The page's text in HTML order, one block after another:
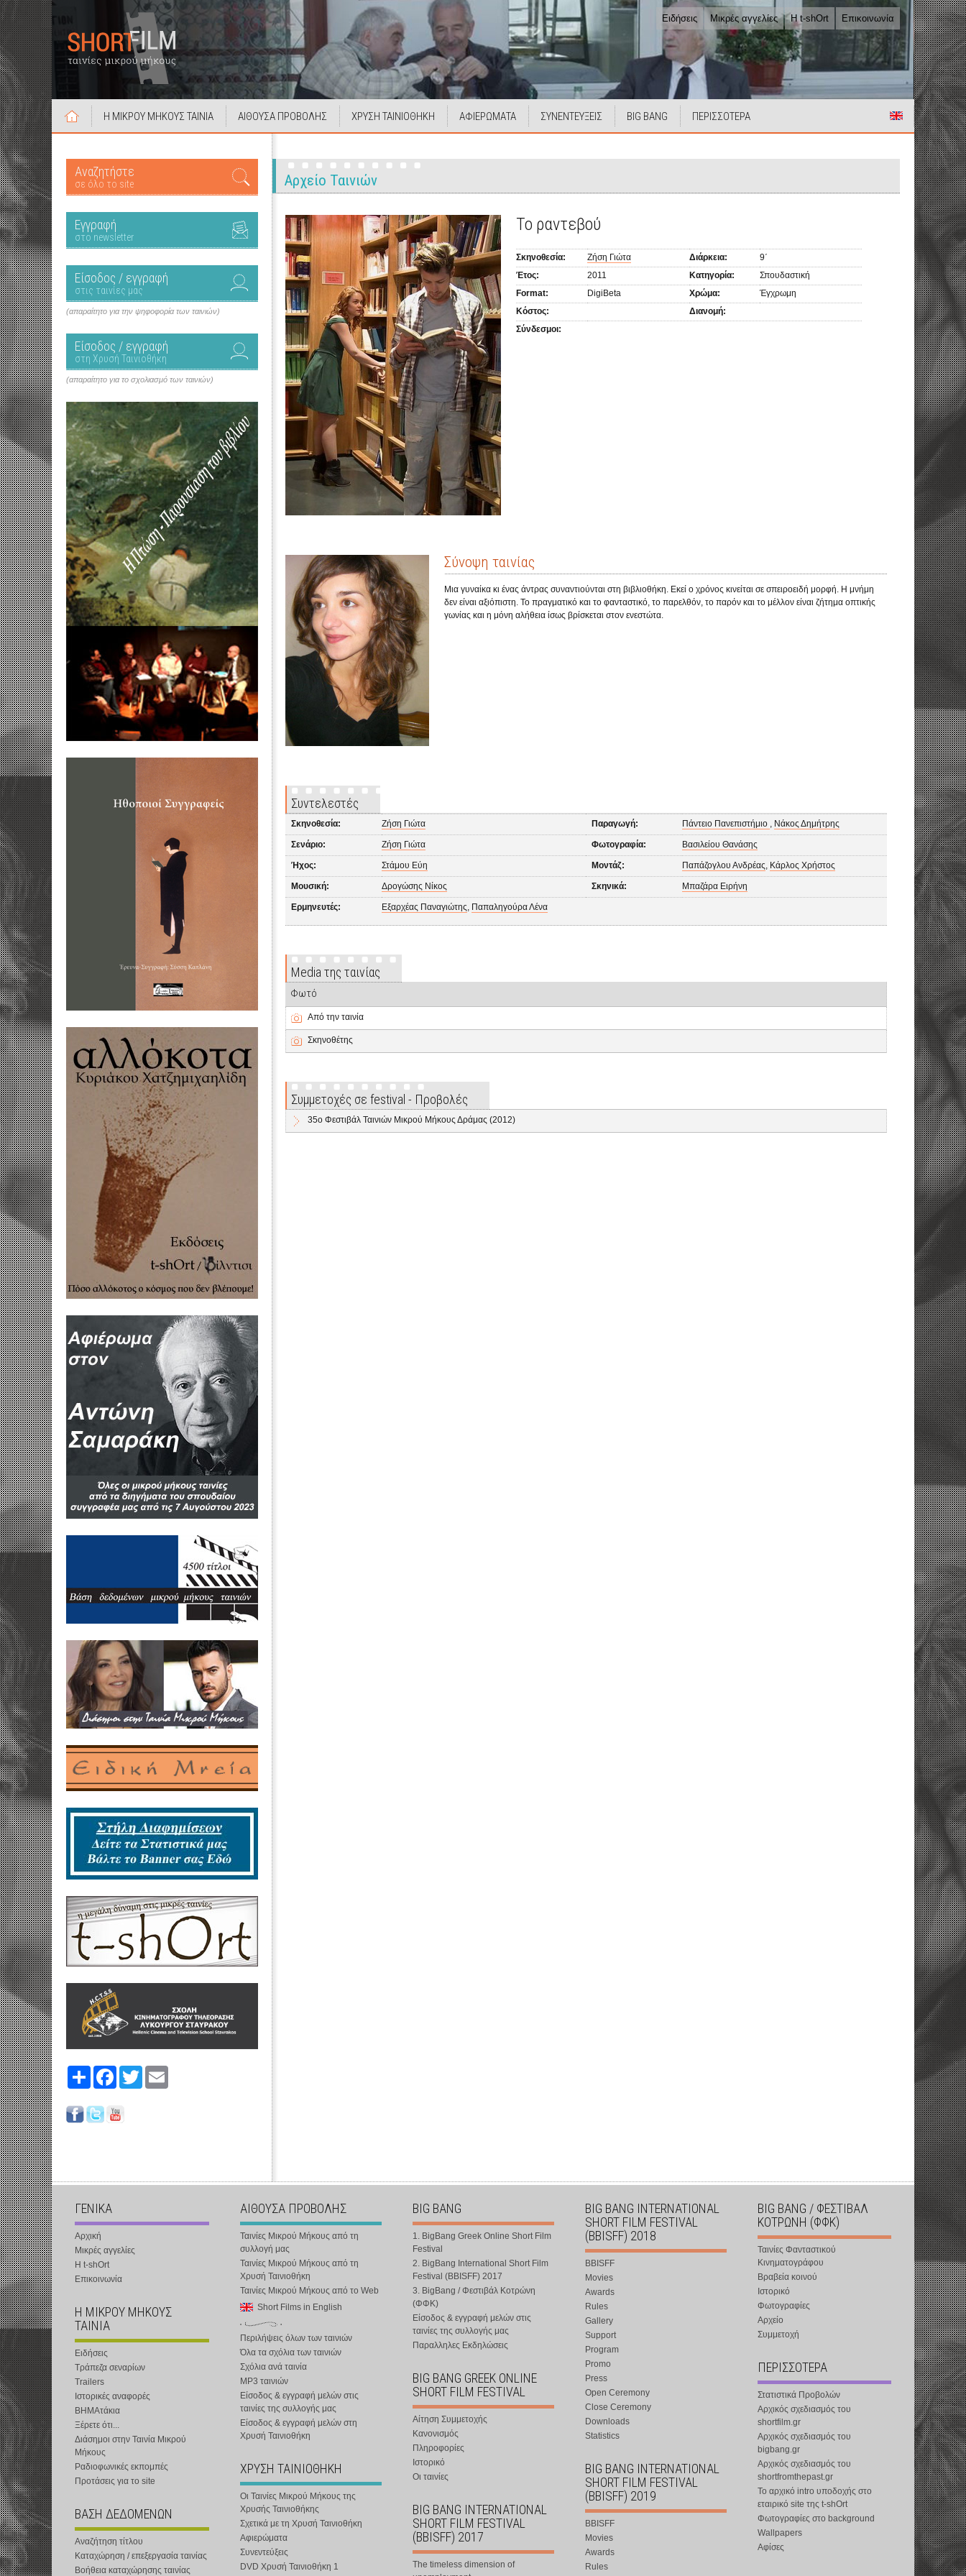
Ειδήσεις Μικρές αγγελίες Η t-shOrt Επικοινωνία
Η ΜΙΚΡΟΥ ΜΗΚΟΥΣ ΤΑΙΝΙΑ ΑΙΘΟΥΣΑ ΠΡΟΒΟΛΗΣ ΧΡΥΣΗ ΤΑΙΝΙΟΘΗΚΗ ΑΦΙΕΡΩΜΑΤΑ ΣΥΝΕΝΤΕΥΞΕΙΣ BIG BANG ΠΕΡΙΣΣΟΤΕΡΑ
Αναζητήστε
σε όλο το site
Εγγραφή
στο newsletter
Είσοδος / εγγραφή
στις ταινίες μας
(απαραίτητο για την ψηφοφορία των ταινιών)
Είσοδος / εγγραφή
στη Χρυσή Ταινιοθήκη
(απαραίτητο για το σχολιασμό των ταινιών)
Share FacebookTwitter
Αρχείο Ταινιών
Το ραντεβού
Σκηνοθεσία: Ζήση Γιώτα Διάρκεια:
9΄
Έτος:
2011 Κατηγορία:
Σπουδαστική
Format:
DigiBeta Χρώμα:
Έγχρωμη
Κόστος:
Διανομή:
Σύνδεσμοι:
Σύνοψη ταινίας
Μια γυναίκα κι ένας άντρας συναντιούνται στη βιβλιοθήκη. Εκεί ο χρόνος κινείται σε σπειροειδή μορφή. Η μνήμη
δεν είναι αξιόπιστη. Το πραγματικό και το φανταστικό, το παρελθόν, το παρόν και το μέλλον είναι ζήτημα οπτικής
γωνίας και η μόνη αλήθεια ίσως βρίσκεται στον ενεστώτα.
Συντελεστές
Σκηνοθεσία: Ζήση Γιώτα Παραγωγή: Πάντειο Πανεπιστήμιο , Νάκος Δημήτρης
Σενάριο: Ζήση Γιώτα Φωτογραφία: Βασιλείου Θανάσης
Ήχος: Στάμου Εύη Μοντάζ: Παπάζογλου Ανδρέας, Κάρλος Χρήστος
Μουσική: Δρογώσης Νίκος Σκηνικά: Μπαζάρα Ειρήνη
Ερμηνευτές: Εξαρχέας Παναγιώτης, Παπαληγούρα Λένα
Media της ταινίας
Φωτό
Από την ταινία
Σκηνοθέτης
Συμμετοχές σε festival - Προβολές
35o Φεστιβάλ Ταινιών Μικρού Μήκους Δράμας (2012)
ΓΕΝΙΚΑ
Αρχική
Μικρές αγγελίες
Η t-shOrt
Επικοινωνία
Η ΜΙΚΡΟΥ ΜΗΚΟΥΣ
ΤΑΙΝΙΑ
Ειδήσεις
Τράπεζα σεναρίων
Trailers
Ιστορικές αναφορές
ΒΗΜΑτάκια
Ξέρετε ότι...
Διάσημοι στην Ταινία Μικρού
Μήκους
Ραδιοφωνικές εκπομπές
Προτάσεις για το site
ΒΑΣΗ ΔΕΔΟΜΕΝΩΝ
Αναζήτηση τίτλου
Καταχώρηση / επεξεργασία ταινίας
Βοήθεια καταχώρησης ταινίας
ΑΙΘΟΥΣΑ ΠΡΟΒΟΛΗΣ
Ταινίες Μικρού Μήκους από τη
συλλογή μας
Ταινίες Μικρού Μήκους από τη
Χρυσή Ταινιοθήκη
Ταινίες Μικρού Μήκους από το Web
Short Films in English
Περιλήψεις όλων των ταινιών
Όλα τα σχόλια των ταινιών
Σχόλια ανά ταινία
MP3 ταινιών
Είσοδος & εγγραφή μελών στις
ταινίες της συλλογής μας
Είσοδος & εγγραφή μελών στη
Χρυσή Ταινιοθήκη
ΧΡΥΣΗ ΤΑΙΝΙΟΘΗΚΗ
Οι Ταινίες Μικρού Μήκους της
Χρυσής Ταινιοθήκης
Σχετικά με τη Χρυσή Ταινιοθήκη
Αφιερώματα
Συνεντεύξεις
DVD Χρυσή Ταινιοθήκη 1
BIG BANG
1. BigBang Greek Online Short Film
Festival
2. BigBang International Short Film
Festival (BBISFF) 2017
3. BigBang / Φεστιβάλ Κοτρώνη
(ΦΦΚ)
Είσοδος & εγγραφή μελών στις
ταινίες της συλλογής μας
Παραλληλες Εκδηλώσεις
BIG BANG GREEK ONLINE
SHORT FILM FESTIVAL
Αίτηση Συμμετοχής
Κανονισμός
Πληροφορίες
Ιστορικό
Οι ταινίες
BIG BANG INTERNATIONAL
SHORT FILM FESTIVAL
(BBISFF) 2017
The timeless dimension of
BIG BANG INTERNATIONAL
SHORT FILM FESTIVAL
(BBISFF) 2018
BBISFF
Movies
Awards
Rules
Gallery
Support
Program
Promo
Press
Open Ceremony
Close Ceremony
Downloads
Statistics
BIG BANG INTERNATIONAL
SHORT FILM FESTIVAL
(BBISFF) 2019
BBISFF
Movies
Awards
Rules
BIG BANG / ΦΕΣΤΙΒΑΛ
ΚΟΤΡΩΝΗ (ΦΦΚ)
Ταινίες Φανταστικού
Κινηματογράφου
Βραβεία κοινού
Ιστορικό
Φωτογραφίες
Αρχείο
Συμμετοχή
ΠΕΡΙΣΣΟΤΕΡΑ
Στατιστικά Προβολών
Αρχικός σχεδιασμός του
shortfilm.gr
Αρχικός σχεδιασμός του
bigbang.gr
Αρχικός σχεδιασμός του
shortfromthepast.gr
Το αρχικό intro υποδοχής στο
εταιρικό site της t-shOrt
Φωτογραφίες στο background
Wallpapers
Αφίσες